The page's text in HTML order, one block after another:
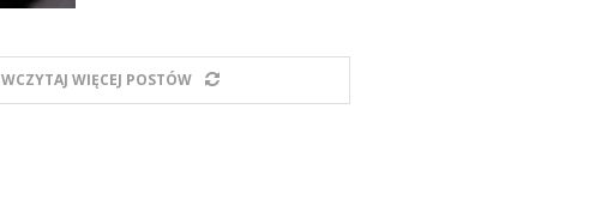
WCZYTAJ WIĘCEJ POSTÓW